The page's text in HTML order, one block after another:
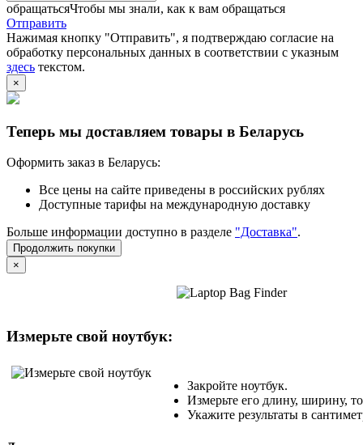
обращатьсяЧтобы мы знали, как к вам обращаться
Отправить
Нажимая кнопку "Отправить", я подтверждаю согласие на
обработку персональных данных в соответствии с указным
здесь текстом.
×
Теперь мы доставляем товары в Беларусь
Оформить заказ в Беларусь:
Все цены на сайте приведены в российских рублях
Доступные тарифы на международную доставку
Больше информации доступно в разделе "Доставка".
Продолжить покупки
×
Измерьте свой ноутбук:
Закройте ноутбук.
Измерьте его длину, ширину,
Укажите результаты в